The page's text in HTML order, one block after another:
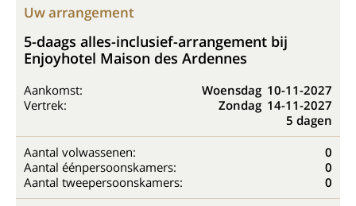
Uw arrangement
5-daags alles-inclusief-arrangement bij
Enjoyhotel Maison des Ardennes
Aankomst: Woensdag 10-11-2027
Vertrek:
Zondag 14-11-2027
5 dagen
Aantal volwassenen:
0
Aantal éénpersoonskamers:
0
Aantal tweepersoonskamers:
0